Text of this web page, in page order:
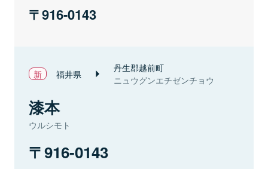
916-0143
福井県 丹生郡越前町
ニュウグンエチゼンチョウ
漆本
ウルシモト
916-0143